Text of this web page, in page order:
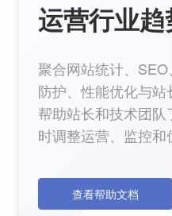
运营行业
聚合网站统计、
防护、性能优化与站
帮助站长和技术团
时调整运营、监控和
查看帮助文档